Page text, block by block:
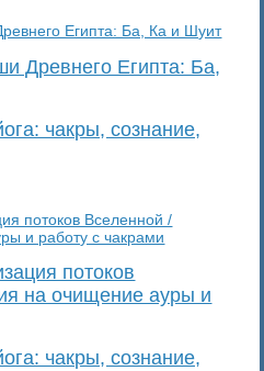
Древнего Египта: Ба,
чакры, сознание,
потоков
на очищение ауры и
чакры, сознание,